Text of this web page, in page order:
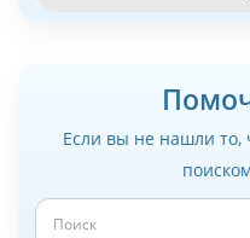
Если вы не нашли то,